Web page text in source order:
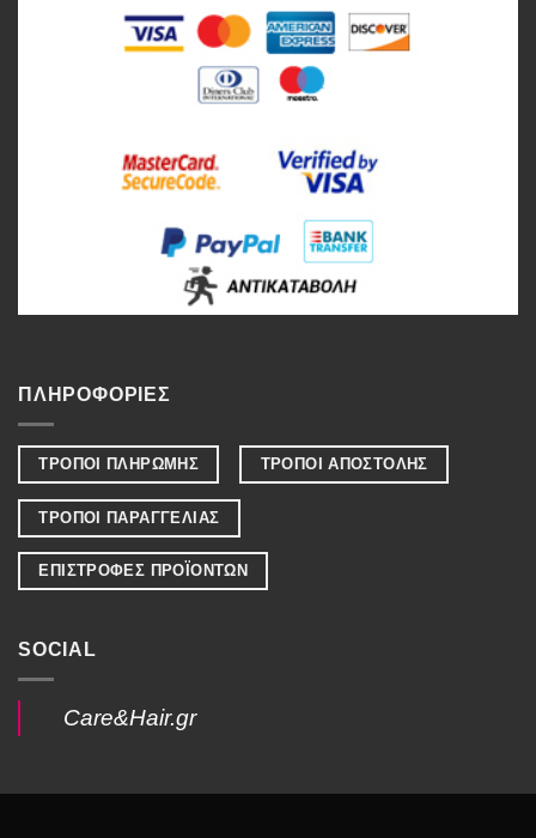
ΠΛΗΡΟΦΟΡΙΕΣ
ΤΡΟΠΟΙ ΠΛΗΡΩΜΗΣ ΤΡΟΠΟΙ ΑΠΟΣΤΟΛΗΣ
ΤΡΟΠΟΙ ΠΑΡΑΓΓΕΛΙΑΣ
ΕΠΙΣΤΡΟΦΕΣ ΠΡΟΪΟΝΤΩΝ
SOCIAL
Care&Hair.gr